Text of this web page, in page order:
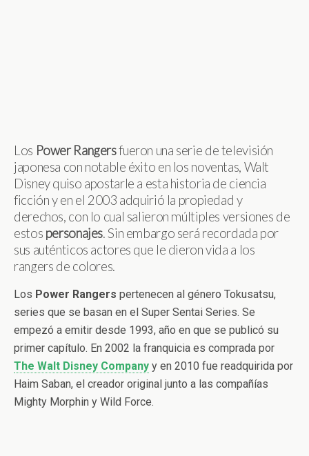
Los Power Rangersfueron una serie de televisión
japonesa con notable éxito en los noventas, Walt
Disney quiso apostarle a esta historia de ciencia
ficción y en el 2003 adquirió la propiedad y
derechos, con lo cual salieron múltiples versiones de
estos personajes. Sin embargo será recordada por
sus auténticos actores que le dieron vida a los
rangers de colores.
Los Power Rangers pertenecen al género Tokusatsu,
series que se basan en el Super Sentai Series. Se
empezó a emitir desde 1993, año en que se publicó su
primer capítulo. En 2002 la franquicia es comprada por
The Walt Disney Company y en 2010 fue readquirida por
Haim Saban, el creador original junto a las compañías
Mighty Morphin y Wild Force.